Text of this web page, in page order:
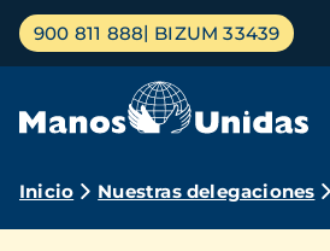
Pasar
contenido
Menú
principal
900 811 888 BIZUM 33439
Ruta
Inicio Nuestras delegaciones